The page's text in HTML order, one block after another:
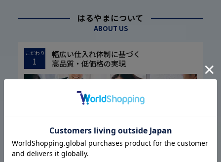
はるやまについて
ABOUT US
こだわり
1
幅広い仕入れ体制に基づく
高品質・低価格の実現
1974年の設立以来培ってきた圧倒的な流通経路を駆使し、大量仕入れや国内
外の生地メーカー様との共同開発などで素材の低コスト化に成功しました。